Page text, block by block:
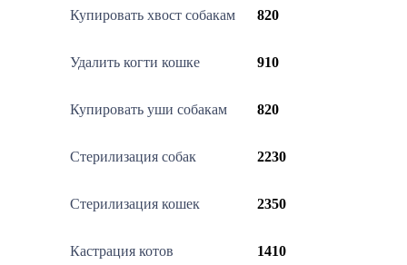
Купировать хвост собакам 820
Удалить когти кошке 910
Купировать уши собакам 820
Стерилизация собак 2230
Стерилизация кошек 2350
Кастрация котов 1410